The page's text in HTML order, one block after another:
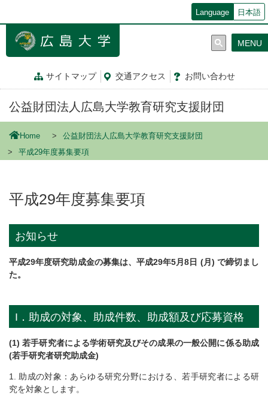
ン
Language 日本語
サイトマップ 交通アクセス お問い合わせ
MENU
公益財団法人広島大学教育研究支援財団
Home
公益財団法人広島大学教育研究支援財団
平成29年度募集要項
平成29年度募集要項
お知らせ
平成29年度研究助成金の募集は、平成29年5月8日 (月) で締切まし
た。
I．助成の対象、助成件数、助成額及び応募資格
(1) 若手研究者による学術研究及びその成果の一般公開に係る助成
(若手研究者研究助成金)
1. 助成の対象：あらゆる研究分野における、若手研究者による研
究を対象とします。